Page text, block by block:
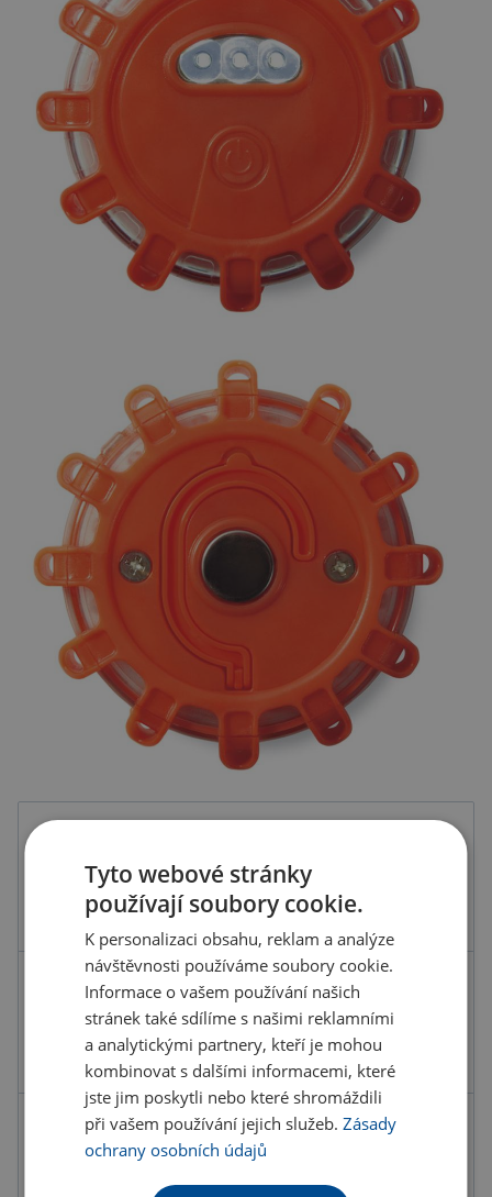
Kód produktu
oranžová
ks 167.58 Kč
Tyto webové stránky
používají soubory cookie.
K personalizaci obsahu, reklam a analýze
návštěvnosti používáme soubory cookie.
Informace o vašem používání našich
stránek také sdílíme s našimi reklamními
a analytickými partnery, kteří je mohou
kombinovat s dalšími informacemi, které
jste jim poskytli nebo které shromáždili
při vašem používání jejich služeb.Zásady
ochrany osobních údajů